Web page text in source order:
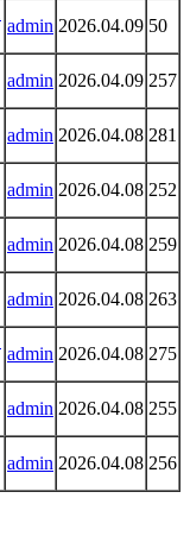
admin 2026.04.09 50
admin 2026.04.09 257
admin 2026.04.08 281
admin 2026.04.08 252
admin 2026.04.08 259
admin 2026.04.08 263
admin 2026.04.08 275
admin 2026.04.08 255
admin 2026.04.08 256